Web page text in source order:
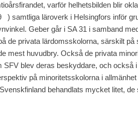
varför helhetsbilden blir
) samtliga läroverk i Helsingfors inför
Geber går i SA 31 i samband
de privata lärdomsskolorna, särskilt
mest huvudbry. Också de privata
SFV blev deras beskyddare, och
på minoritetsskolorna i
behandlats mycket litet,